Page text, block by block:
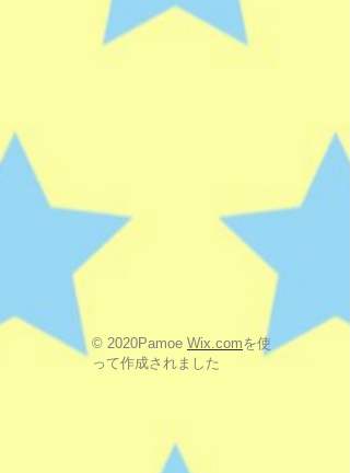
© 2020Pamoe Wix.comを使
って作成されました